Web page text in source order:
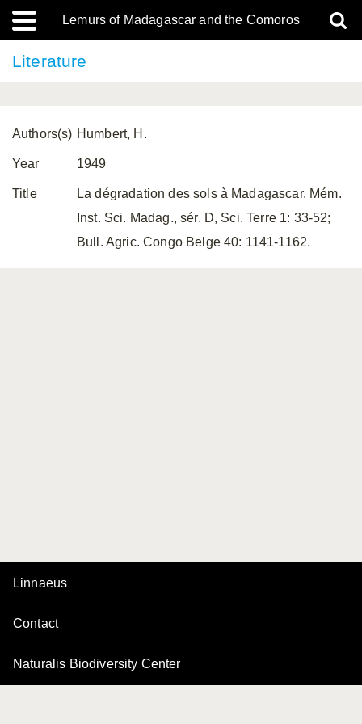
Lemurs of Madagascar and the Comoros
Literature
Authors(s) Humbert, H.
Year 1949
Title
La dégradation des sols à Madagascar. Mém.
Inst. Sci. Madag., sér. D, Sci. Terre 1: 33-52;
Bull. Agric. Congo Belge 40: 1141-1162.
Linnaeus
Contact
Naturalis Biodiversity Center